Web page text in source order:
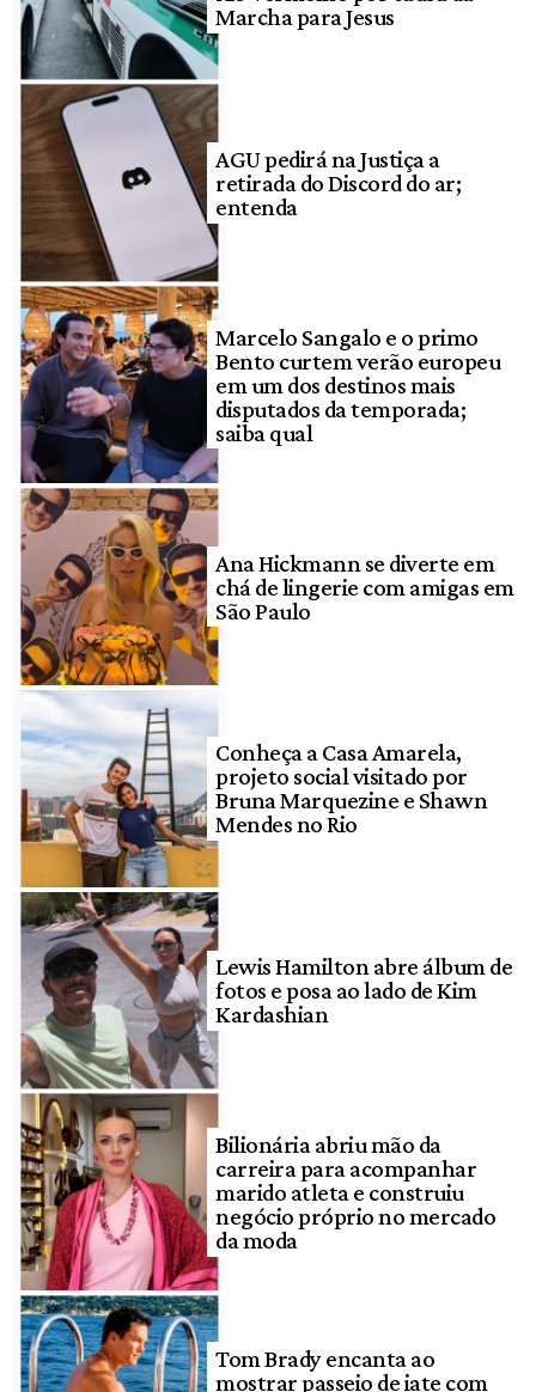
Marcha para Jesus
AGU pedirá na Justiça a
retirada do Discord do ar;
entenda
Marcelo Sangalo e o primo
Bento curtem verão europeu
em um dos destinos mais
disputados da temporada;
saiba qual
Ana Hickmann se diverte em
chá de lingerie com amigas em
São Paulo
Conheça a Casa Amarela,
projeto social visitado por
Bruna Marquezine e Shawn
Mendes no Rio
Lewis Hamilton abre álbum de
fotos e posa ao lado de Kim
Kardashian
Bilionária abriu mão da
carreira para acompanhar
marido atleta e construiu
negócio próprio no mercado
da moda
Tom Brady encanta ao
mostrar passeio de iate com